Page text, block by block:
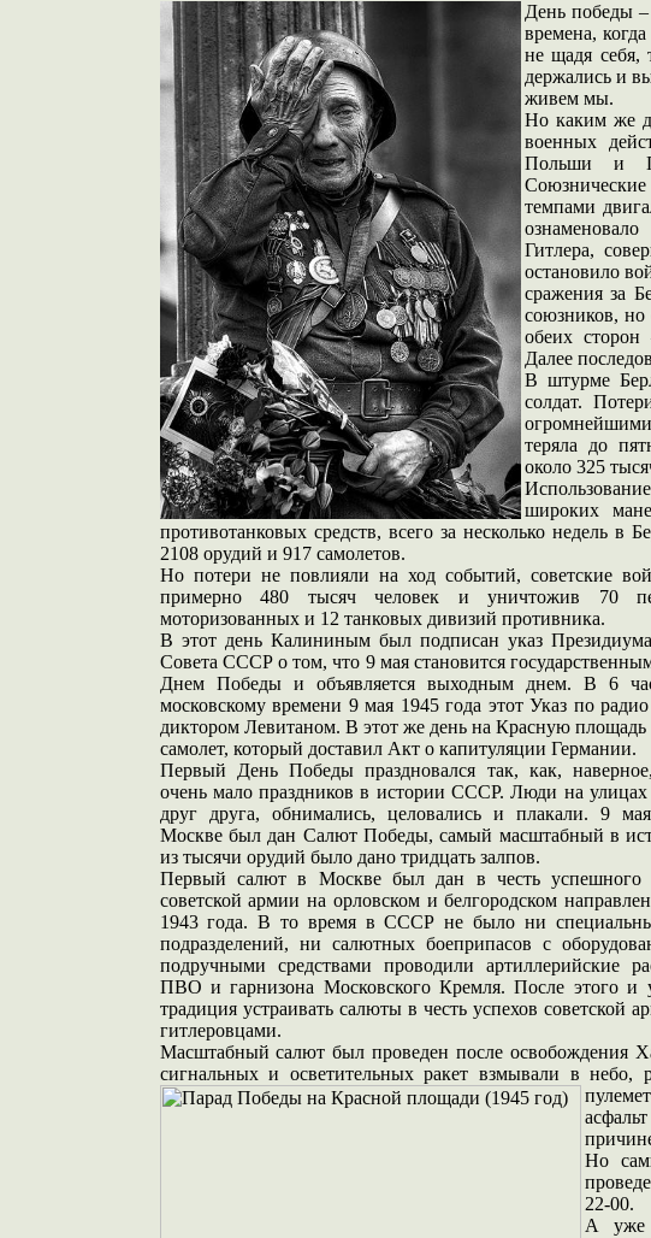
День победы
времена,
не щадя себя,
держались и
живем мы.
Но каким же
военных
Польши и
темпами
Гитлера,
остановило
сражения за
союзников,
обеих
Далее
В штурме
солдат.
теряла до
около 325
широких
противотанковых средств, всего за несколько недель в
2108 орудий и 917 самолетов.
Но потери не повлияли на ход событий, советские
примерно 480 тысяч человек и уничтожив 70
моторизованных и 12 танковых дивизий противника.
В этот день Калининым был подписан указ
Совета СССР о том, что 9 мая становится
Днем Победы и объявляется выходным днем. В 6
московскому времени 9 мая 1945 года этот Указ по
диктором Левитаном. В этот же день на Красную площадь
самолет, который доставил Акт о капитуляции Германии.
Первый День Победы праздновался так, как,
очень мало праздников в истории СССР. Люди на улицах
друг друга, обнимались, целовались и плакали. 9
Москве был дан Салют Победы, самый масштабный в
из тысячи орудий было дано тридцать залпов.
Первый салют в Москве был дан в честь успешного
советской армии на орловском и белгородском
1943 года. В то время в СССР не было ни
подразделений, ни салютных боеприпасов с
подручными средствами проводили артиллерийские
ПВО и гарнизона Московского Кремля. После этого и
традиция устраивать салюты в честь успехов советской
гитлеровцами.
Масштабный салют был проведен после освобождения
сигнальных и осветительных ракет взмывали в небо,
Но
22-00.
А уже